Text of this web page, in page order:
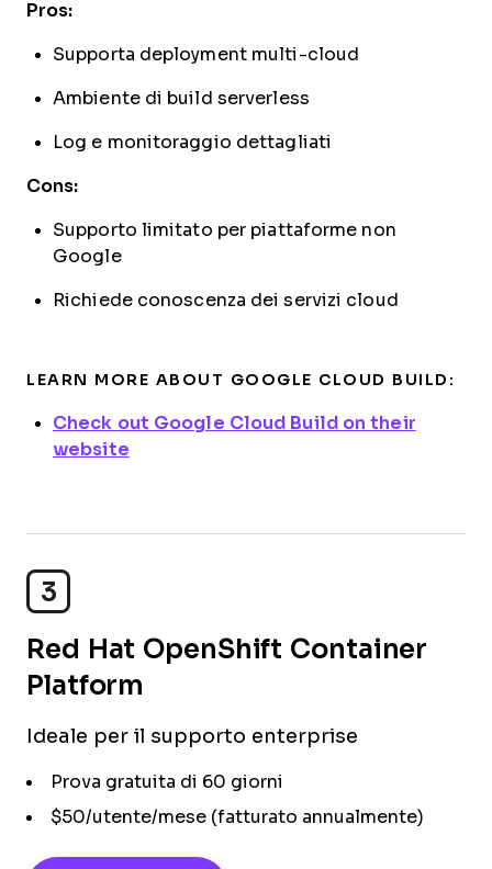
Pros:
Supporta deployment multi-cloud
Ambiente di build serverless
Log e monitoraggio dettagliati
Cons:
Supporto limitato per piattaforme non
Google
Richiede conoscenza dei servizi cloud
LEARN MORE ABOUT GOOGLE CLOUD BUILD:
Check out Google Cloud Build on their
website
3
Red Hat OpenShift Container
Platform
Ideale per il supporto enterprise
Prova gratuita di 60 giorni
$50/utente/mese (fatturato annualmente)